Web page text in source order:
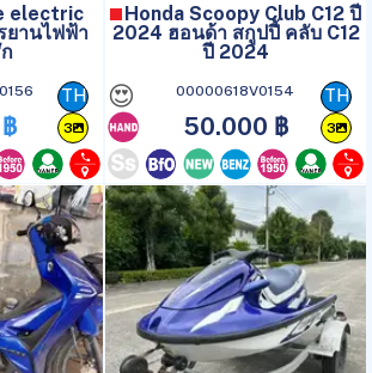
electric
ยานไฟฟ้า
8.900 ฿
TH
3
Honda Scoopy Club C12 ปี
2024 ฮอนด้า สกูปปี้ คลับ C12
ปี 2024
😍 00000618V0154
50.000 ฿
TH
3